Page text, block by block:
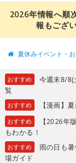
2026年情報へ順
報もござ
夏休みイベント・
おすすめ
今週末8/8(
覧
おすすめ 【漫画】
おすすめ
【2026年
もわかる！
おすすめ
雨の日も
場ガイド